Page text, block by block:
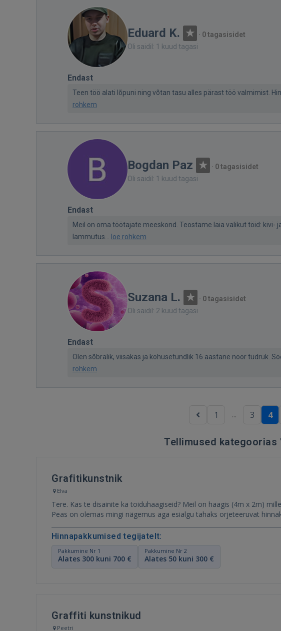
Eduard K. · 0 tagasisidet
Oli saidil: 1 kuud tagasi
Endast
Teen töö alati lõpuni ning võtan tasu alles pärast töö valmimist.
rohkem
Bogdan Paz · 0 tagasisidet
Oli saidil: 1 kuud tagasi
Endast
Meil on oma töötajate meeskond. Teostame laia valikut töid:
lammutus...
loe rohkem
Suzana L. · 0 tagasisidet
Oli saidil: 2 kuud tagasi
Endast
Olen sõbralik, viisakas ja kohusetundlik 16 aastane noor tüdruk.
rohkem
1 ... 3 4
Tellimused kategoorias
Grafitikunstnik
Elva
Tere. Kas te disainite ka toiduhaagiseid? Meil on haagis (4m x 2m)
Peas on olemas mingi nägemus aga esialgu tahaks orjeteeruvat
Hinnapakkumised tegijatelt:
Pakkumine Nr 1
Alates 300 kuni 700 €
Pakkumine Nr 2
Alates 50 kuni 300 €
Graffiti kunstnikud
Peetri